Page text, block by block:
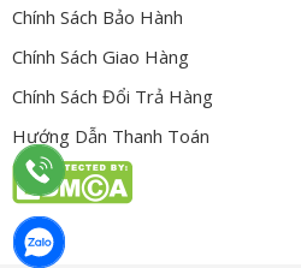
Chính Sách Bảo Hành
Chính Sách Giao Hàng
Chính Sách Đổi Trả Hàng
Hướng Dẫn Thanh Toán